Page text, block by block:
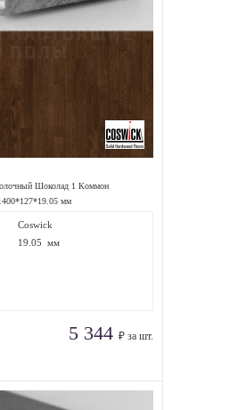
Шоколад 1 Коммон
мм
Coswick
19.05 мм
5 344 ₽ за шт.